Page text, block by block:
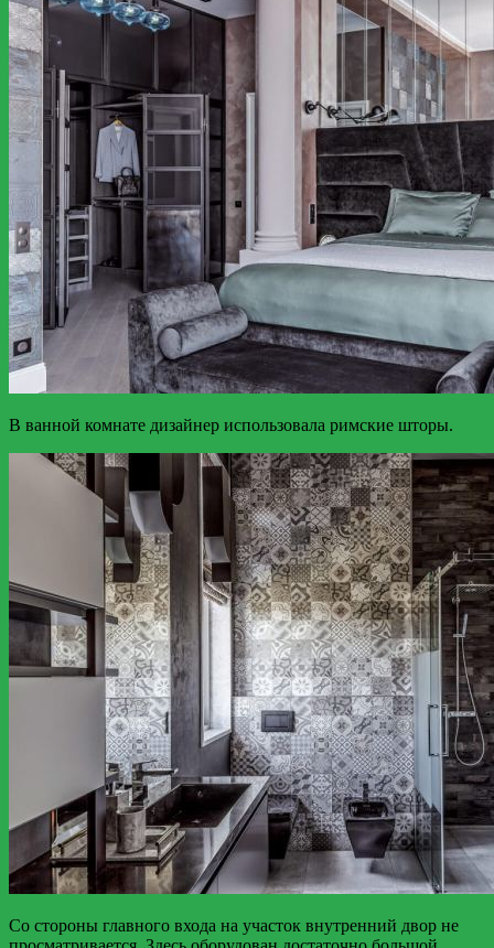
В ванной комнате дизайнер использовала римские шторы.
Со стороны главного входа на участок внутренний двор не